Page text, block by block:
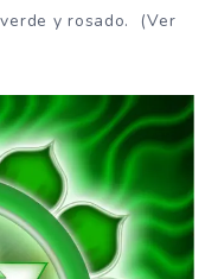
y rosado. (Ver